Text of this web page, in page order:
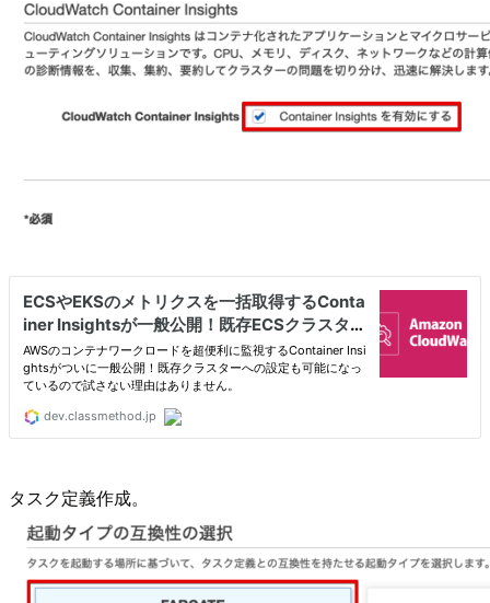
タスク定義作成。